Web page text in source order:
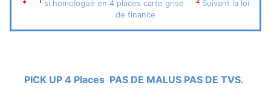
* si homologué en 4 places carte grise
Suivant la loi
de finance
PICK UP 4 Places PAS DE MALUS PAS DE TVS.